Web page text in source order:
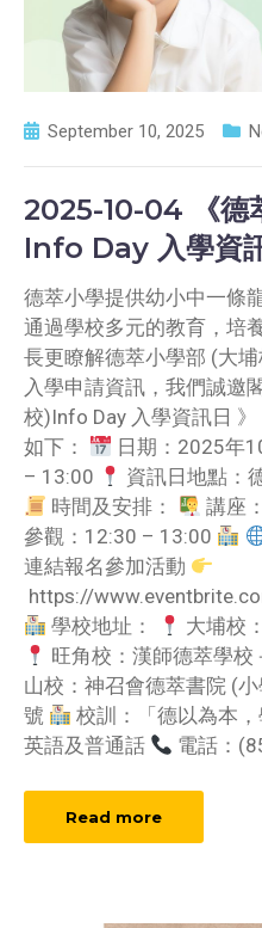
September 10, 2025
2025-10-04 《德
Info Day 入學資
德萃小學提供幼小中一條
通過學校多元的教育，培
長更瞭解德萃小學部 (大
入學申請資訊，我們誠邀
校)Info Day 入學資訊日
如下：
日期：2025年
– 13:00
資訊日地點：
時間及安排：
講座
參觀：12:30 – 13:00
連結報名參加活動
https://
學校地址：
大埔校
旺角校：漢師德萃學校
山校：神召會德萃書院 (
號
校訓：「德以為本，
英語及普通話
電話：
Read more